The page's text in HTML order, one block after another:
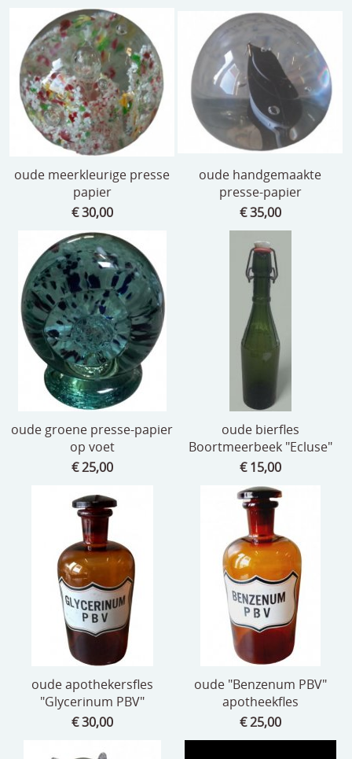
oude meerkleurige presse
papier
€ 30,00
oude handgemaakte
presse-papier
€ 35,00
oude groene presse-papier
op voet
€ 25,00
oude bierfles
Boortmeerbeek "Ecluse"
€ 15,00
oude apothekersfles
"Glycerinum PBV"
€ 30,00
oude "Benzenum PBV"
apotheekfles
€ 25,00